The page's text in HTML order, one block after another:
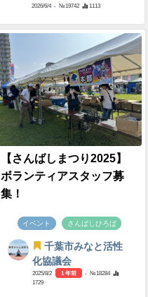
2026/6/4 - №19742 1113
【さんばしまつり2025】
ボランティアスタッフ募
集！
イベント さんばしひろば
千葉市みなと活性
化協議会
2025/8/2 1 年前
- №18284
1729